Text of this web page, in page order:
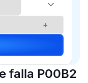
+
falla P00B2